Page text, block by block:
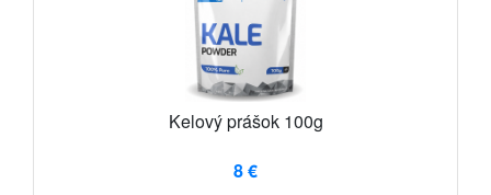
Kelový prášok 100g
8 €